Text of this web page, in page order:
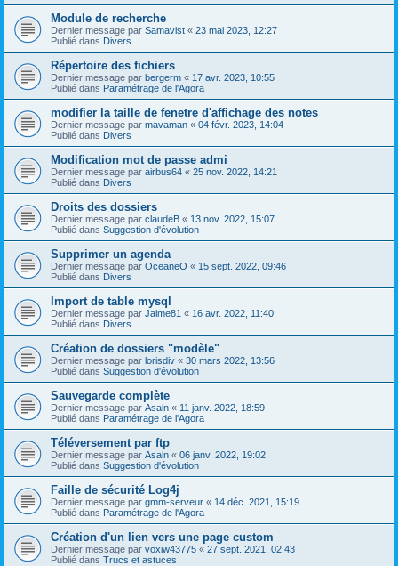
Module de recherche
Dernier message par Samavist « 23 mai 2023, 12:27
Publié dans Divers
Répertoire des fichiers
Dernier message par bergerm « 17 avr. 2023, 10:55
Publié dans Paramétrage de l'Agora
modifier la taille de fenetre d'affichage des notes
Dernier message par mavaman « 04 févr. 2023, 14:04
Publié dans Divers
Modification mot de passe admi
Dernier message par airbus64 « 25 nov. 2022, 14:21
Publié dans Divers
Droits des dossiers
Dernier message par claudeB « 13 nov. 2022, 15:07
Publié dans Suggestion d'évolution
Supprimer un agenda
Dernier message par OceaneO « 15 sept. 2022, 09:46
Publié dans Divers
Import de table mysql
Dernier message par Jaime81 « 16 avr. 2022, 11:40
Publié dans Divers
Création de dossiers "modèle"
Dernier message par lorisdiv « 30 mars 2022, 13:56
Publié dans Suggestion d'évolution
Sauvegarde complète
Dernier message par Asaln « 11 janv. 2022, 18:59
Publié dans Paramétrage de l'Agora
Téléversement par ftp
Dernier message par Asaln « 06 janv. 2022, 19:02
Publié dans Suggestion d'évolution
Faille de sécurité Log4j
Dernier message par gmm-serveur « 14 déc. 2021, 15:19
Publié dans Paramétrage de l'Agora
Création d'un lien vers une page custom
Dernier message par voxiw43775 « 27 sept. 2021, 02:43
Publié dans Trucs et astuces